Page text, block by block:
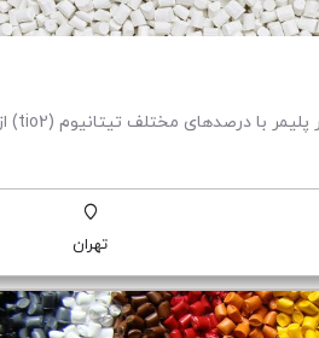
تهران